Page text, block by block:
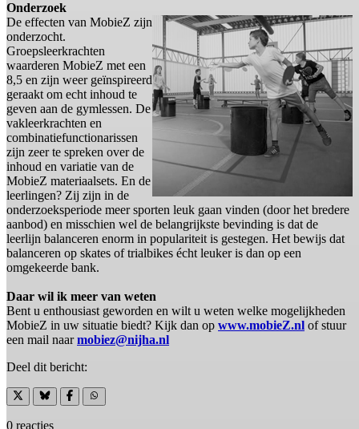
Onderzoek
De effecten van MobieZ zijn
onderzocht.
Groepsleerkrachten
waarderen MobieZ met een
8,5 en zijn weer geïnspireerd
geraakt om echt inhoud te
geven aan de gymlessen. De
vakleerkrachten en
combinatiefunctionarissen
zijn zeer te spreken over de
inhoud en variatie van de
MobieZ materiaalsets. En de
leerlingen? Zij zijn in de
onderzoeksperiode meer sporten leuk gaan vinden (door het bredere
aanbod) en misschien wel de belangrijkste bevinding is dat de
leerlijn balanceren enorm in populariteit is gestegen. Het bewijs dat
balanceren op skates of trialbikes écht leuker is dan op een
omgekeerde bank.
Daar wil ik meer van weten
Bent u enthousiast geworden en wilt u weten welke mogelijkheden
MobieZ in uw situatie biedt? Kijk dan op www.mobieZ.nl of stuur
een mail naarmobiez@nijha.nl
Deel dit bericht:
0 reacties